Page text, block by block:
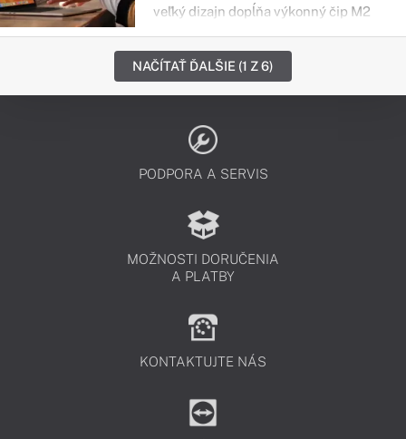
veľký dizajn dopĺňa výkonný čip M2
batérie, podľa toho na čo práve
využívate vaše zariadenie.
NAČÍTAŤ ĎALŠIE (1 Z 6)
PODPORA A SERVIS
MOŽNOSTI DORUČENIA
A PLATBY
KONTAKTUJTE NÁS